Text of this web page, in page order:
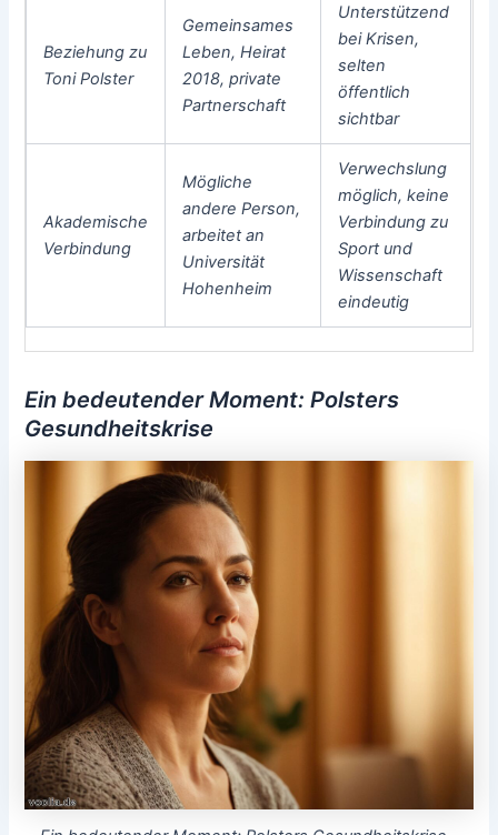
Beziehung zu
Toni Polster
Gemeinsames
Leben, Heirat
2018, private
Partnerschaft
Unterstützend
bei Krisen,
selten
öffentlich
sichtbar
Akademische
Verbindung
Mögliche
andere Person,
arbeitet an
Universität
Hohenheim
Verwechslung
möglich, keine
Verbindung zu
Sport und
Wissenschaft
eindeutig
Ein bedeutender Moment: Polsters
Gesundheitskrise